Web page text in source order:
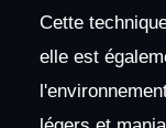
Cette
elle est